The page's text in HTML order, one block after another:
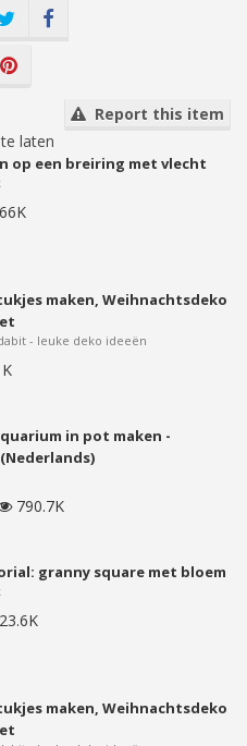
Report this item
laten
op een breiring met vlecht
maken, Weihnachtsdeko
- leuke deko ideeën
in pot maken -
790.7K
granny square met bloem
maken, Weihnachtsdeko